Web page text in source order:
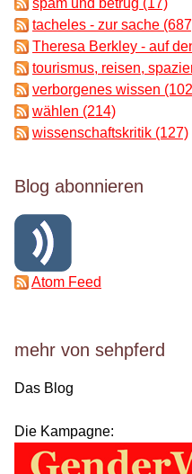
tacheles - zur sache
Theresa Berkley - auf
tourismus, reisen,
verborgenes wissen
wählen (214)
wissenschaftskritik (127)
Blog abonnieren
Atom Feed
mehr von sehpferd
Das Blog
Die Kampagne: